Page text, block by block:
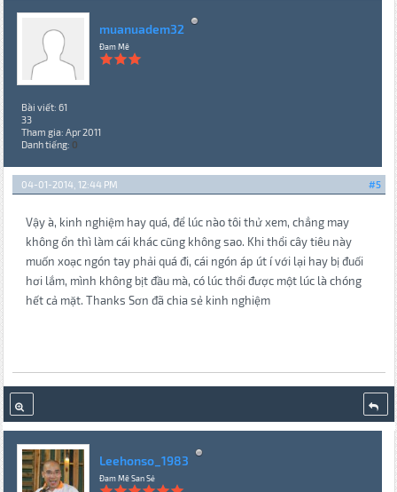
muanuadem32
Đam Mê
Bài viết: 61
33
Tham gia: Apr 2011
Danh tiếng: 0
#5
04-01-2014, 12:44 PM
Vậy à, kinh nghiệm hay quá, để lúc nào tôi thử xem, chẳng may
không ổn thì làm cái khác cũng không sao. Khi thổi cây tiêu này
muốn xoạc ngón tay phải quá đi, cái ngón áp út í với lại hay bị đuối
hơi lắm, mình không bịt đầu mà, có lúc thổi được một lúc là chóng
hết cả mặt. Thanks Sơn đã chia sẻ kinh nghiệm
Leehonso_1983
Đam Mê San Sẻ